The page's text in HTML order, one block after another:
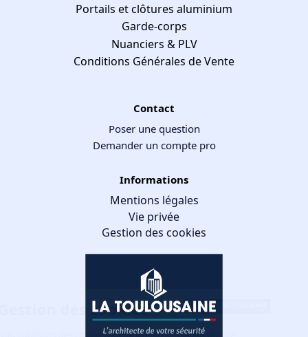
Portails et clôtures aluminium
Garde-corps
Nuanciers & PLV
Conditions Générales de Vente
Contact
Poser une question
Demander un compte pro
Informations
Mentions légales
Vie privée
Gestion des cookies
Gestion des cookies
Nous utilisons des cookies qui facilitent l'utilisation du site,